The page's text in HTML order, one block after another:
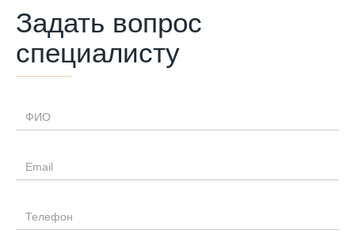
Задать вопрос
специалисту